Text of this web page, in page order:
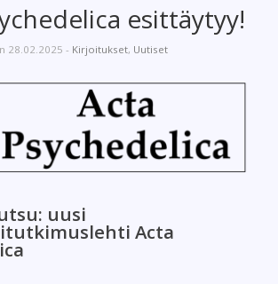
esittäytyy!
28.02.2025 - Kirjoitukset, Uutiset
uusi
Acta